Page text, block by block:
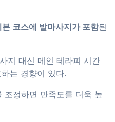
본 코스에 발마사지가 포함된
지 대신 메인 테라피 시간
는 경향이 있다.
조정하면 만족도를 더욱 높